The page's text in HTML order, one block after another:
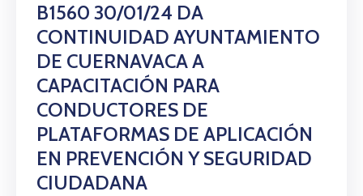
B1560 30/01/24 DA
CONTINUIDAD AYUNTAMIENTO
DE CUERNAVACA A
CAPACITACIÓN PARA
CONDUCTORES DE
PLATAFORMAS DE APLICACIÓN
EN PREVENCIÓN Y SEGURIDAD
CIUDADANA